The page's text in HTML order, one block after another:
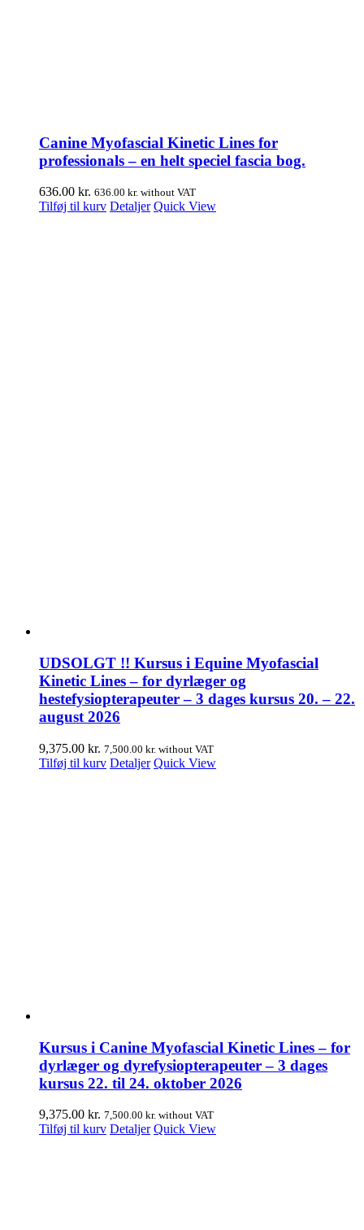
Canine Myofascial Kinetic Lines for
professionals – en helt speciel fascia bog.
636.00 kr. 636.00 kr. without VAT
Tilføj til kurv Detaljer Quick View
UDSOLGT !! Kursus i Equine Myofascial
Kinetic Lines – for dyrlæger og
hestefysiopterapeuter – 3 dages kursus 20. – 22.
august 2026
9,375.00 kr. 7,500.00 kr. without VAT
Tilføj til kurv Detaljer Quick View
Kursus i Canine Myofascial Kinetic Lines – for
dyrlæger og dyrefysiopterapeuter – 3 dages
kursus 22. til 24. oktober 2026
9,375.00 kr. 7,500.00 kr. without VAT
Tilføj til kurv Detaljer Quick View